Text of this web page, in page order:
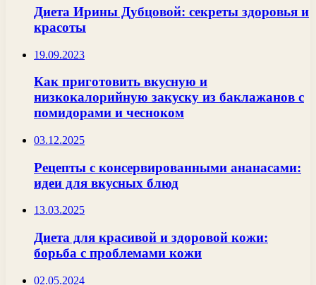
Диета Ирины Дубцовой: секреты здоровья и
красоты
19.09.2023
Как приготовить вкусную и
низкокалорийную закуску из баклажанов с
помидорами и чесноком
03.12.2025
Рецепты с консервированными ананасами:
идеи для вкусных блюд
13.03.2025
Диета для красивой и здоровой кожи:
борьба с проблемами кожи
02.05.2024